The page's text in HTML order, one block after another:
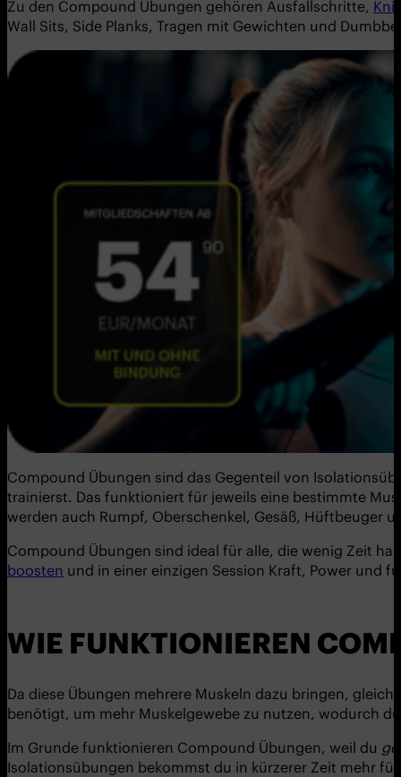
Zu den Compound Übungen gehören Ausfallschritte,
Wall Sits, Side Planks, Tragen mit Gewichten und
Compound Übungen sind das Gegenteil von
trainierst. Das funktioniert für jeweils eine bestimmte
werden auch Rumpf, Oberschenkel, Gesäß, Hüftbeuger
Compound Übungen sind ideal für alle, die wenig Zeit
boosten und in einer einzigen Session Kraft, Power und
WIE FUNKTIONIEREN
Da diese Übungen mehrere Muskeln dazu bringen,
benötigt, um mehr Muskelgewebe zu nutzen, wodurch
Im Grunde funktionieren Compound Übungen, weil du
Isolationsübungen bekommst du in kürzerer Zeit mehr